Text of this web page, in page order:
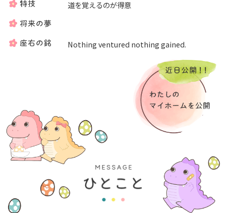
道を覚えるのが得意
Nothing ventured nothing gained.